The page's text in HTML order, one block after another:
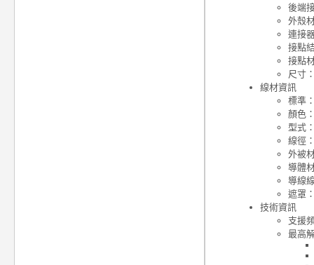
後端
外殼
連接
接點
接點
尺寸
線材資訊
標準
顏色
型式
線徑
外被
導體
導線
遮罩
技術資訊
支援
最高